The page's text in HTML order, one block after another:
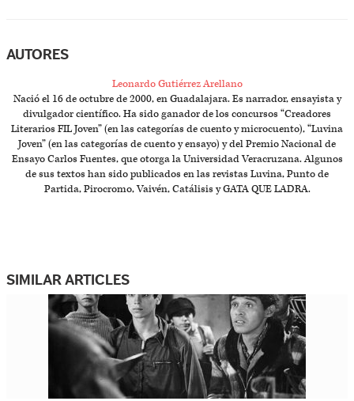
AUTORES
Leonardo Gutiérrez Arellano
Nació el 16 de octubre de 2000, en Guadalajara. Es narrador, ensayista y
divulgador científico. Ha sido ganador de los concursos “Creadores
Literarios FIL Joven” (en las categorías de cuento y microcuento), “Luvina
Joven” (en las categorías de cuento y ensayo) y del Premio Nacional de
Ensayo Carlos Fuentes, que otorga la Universidad Veracruzana. Algunos
de sus textos han sido publicados en las revistas Luvina, Punto de
Partida, Pirocromo, Vaivén, Catálisis y GATA QUE LADRA.
SIMILAR ARTICLES